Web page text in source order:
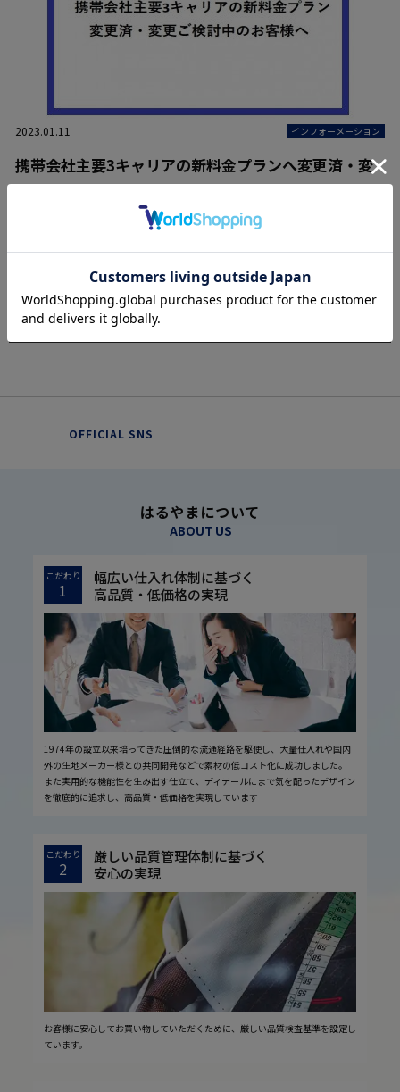
2023.01.11 インフォーメーション
携帯会社主要3キャリアの新料金プランへ変更済・変
更ご検討中のお客様へ
インフォメーション一覧へ
OFFICIAL SNS
はるやまについて
ABOUT US
こだわり
1
幅広い仕入れ体制に基づく
高品質・低価格の実現
1974年の設立以来培ってきた圧倒的な流通経路を駆使し、大量仕入れや国内
外の生地メーカー様との共同開発などで素材の低コスト化に成功しました。
また実用的な機能性を生み出す仕立て、ディテールにまで気を配ったデザイン
を徹底的に追求し、高品質・低価格を実現しています
こだわり
2
厳しい品質管理体制に基づく
安心の実現
お客様に安心してお買い物していただくために、厳しい品質検査基準を設定し
ています。